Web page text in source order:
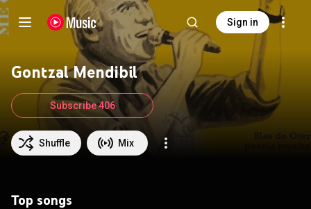
Sign in
Gontzal Mendibil
Shuffle Mix
Subscribe 406
Top songs